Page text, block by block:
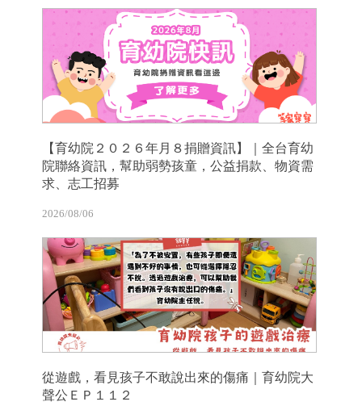
【育幼院２０２６年月８捐贈資訊】｜全台育幼
院聯絡資訊，幫助弱勢孩童，公益捐款、物資需
求、志工招募
2026/08/06
從遊戲，看見孩子不敢說出來的傷痛｜育幼院大
聲公ＥＰ１１２